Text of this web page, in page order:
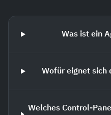
Was ist ein
Wofür eignet sich
Welches Control-